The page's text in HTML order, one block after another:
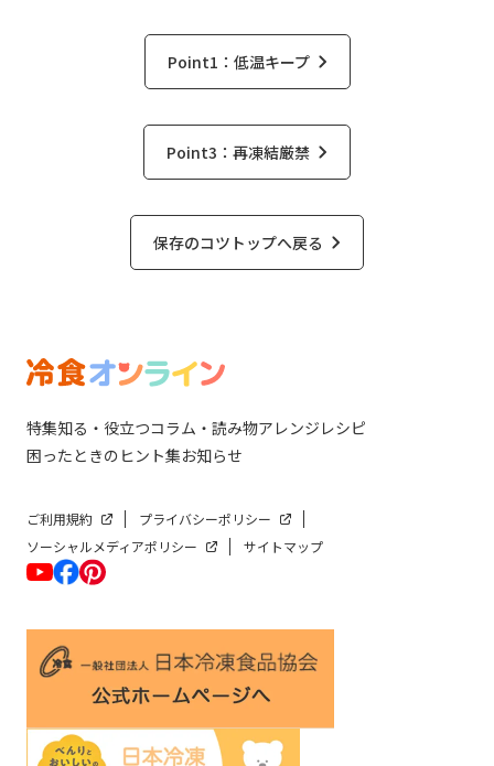
Point1：低温キープ
Point3：再凍結厳禁
保存のコツトップへ戻る
特集知る・役立つコラム・読み物アレンジレシピ
困ったときのヒント集お知らせ
ご利用規約
プライバシーポリシー
ソーシャルメディアポリシー
サイトマップ